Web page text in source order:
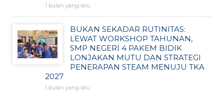
1 bulan yang lalu
BUKAN SEKADAR RUTINITAS:
LEWAT WORKSHOP TAHUNAN,
SMP NEGERI 4 PAKEM BIDIK
LONJAKAN MUTU DAN STRATEGI
PENERAPAN STEAM MENUJU TKA
2027
1 bulan yang lalu